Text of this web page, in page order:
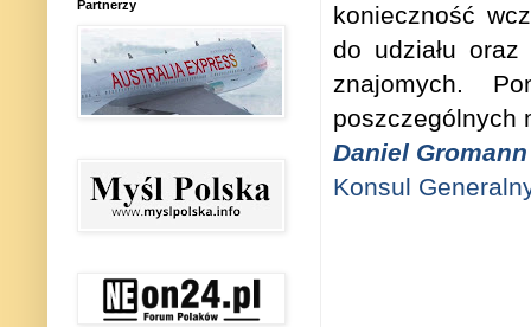
konieczność
do udziału
znajomych.
poszczególnych
Daniel Gromann
Konsul
Partnerzy